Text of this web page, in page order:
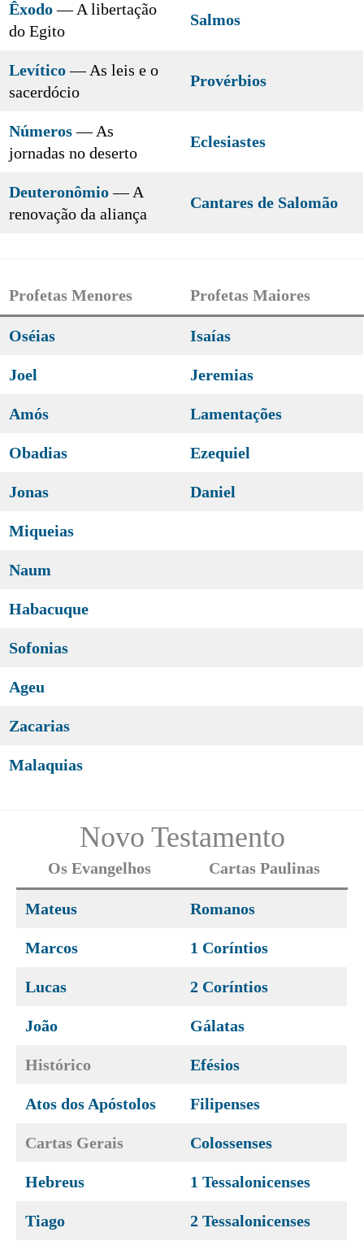
Êxodo— A libertação
do Egito
Salmos
Levítico— As leis e o
sacerdócio
Provérbios
Números— As
jornadas no deserto
Eclesiastes
Deuteronômio — A
renovação da aliança
Cantares de Salomão
Profetas Menores Profetas Maiores
Oséias Isaías
Joel Jeremias
Amós Lamentações
Obadias Ezequiel
Jonas Daniel
Miqueias
Naum
Habacuque
Sofonias
Ageu
Zacarias
Malaquias
Novo Testamento
Os Evangelhos Cartas Paulinas
Mateus Romanos
Marcos 1 Coríntios
Lucas 2 Coríntios
João Gálatas
Histórico Efésios
Atos dos Apóstolos Filipenses
Cartas Gerais Colossenses
Hebreus 1 Tessalonicenses
Tiago 2 Tessalonicenses